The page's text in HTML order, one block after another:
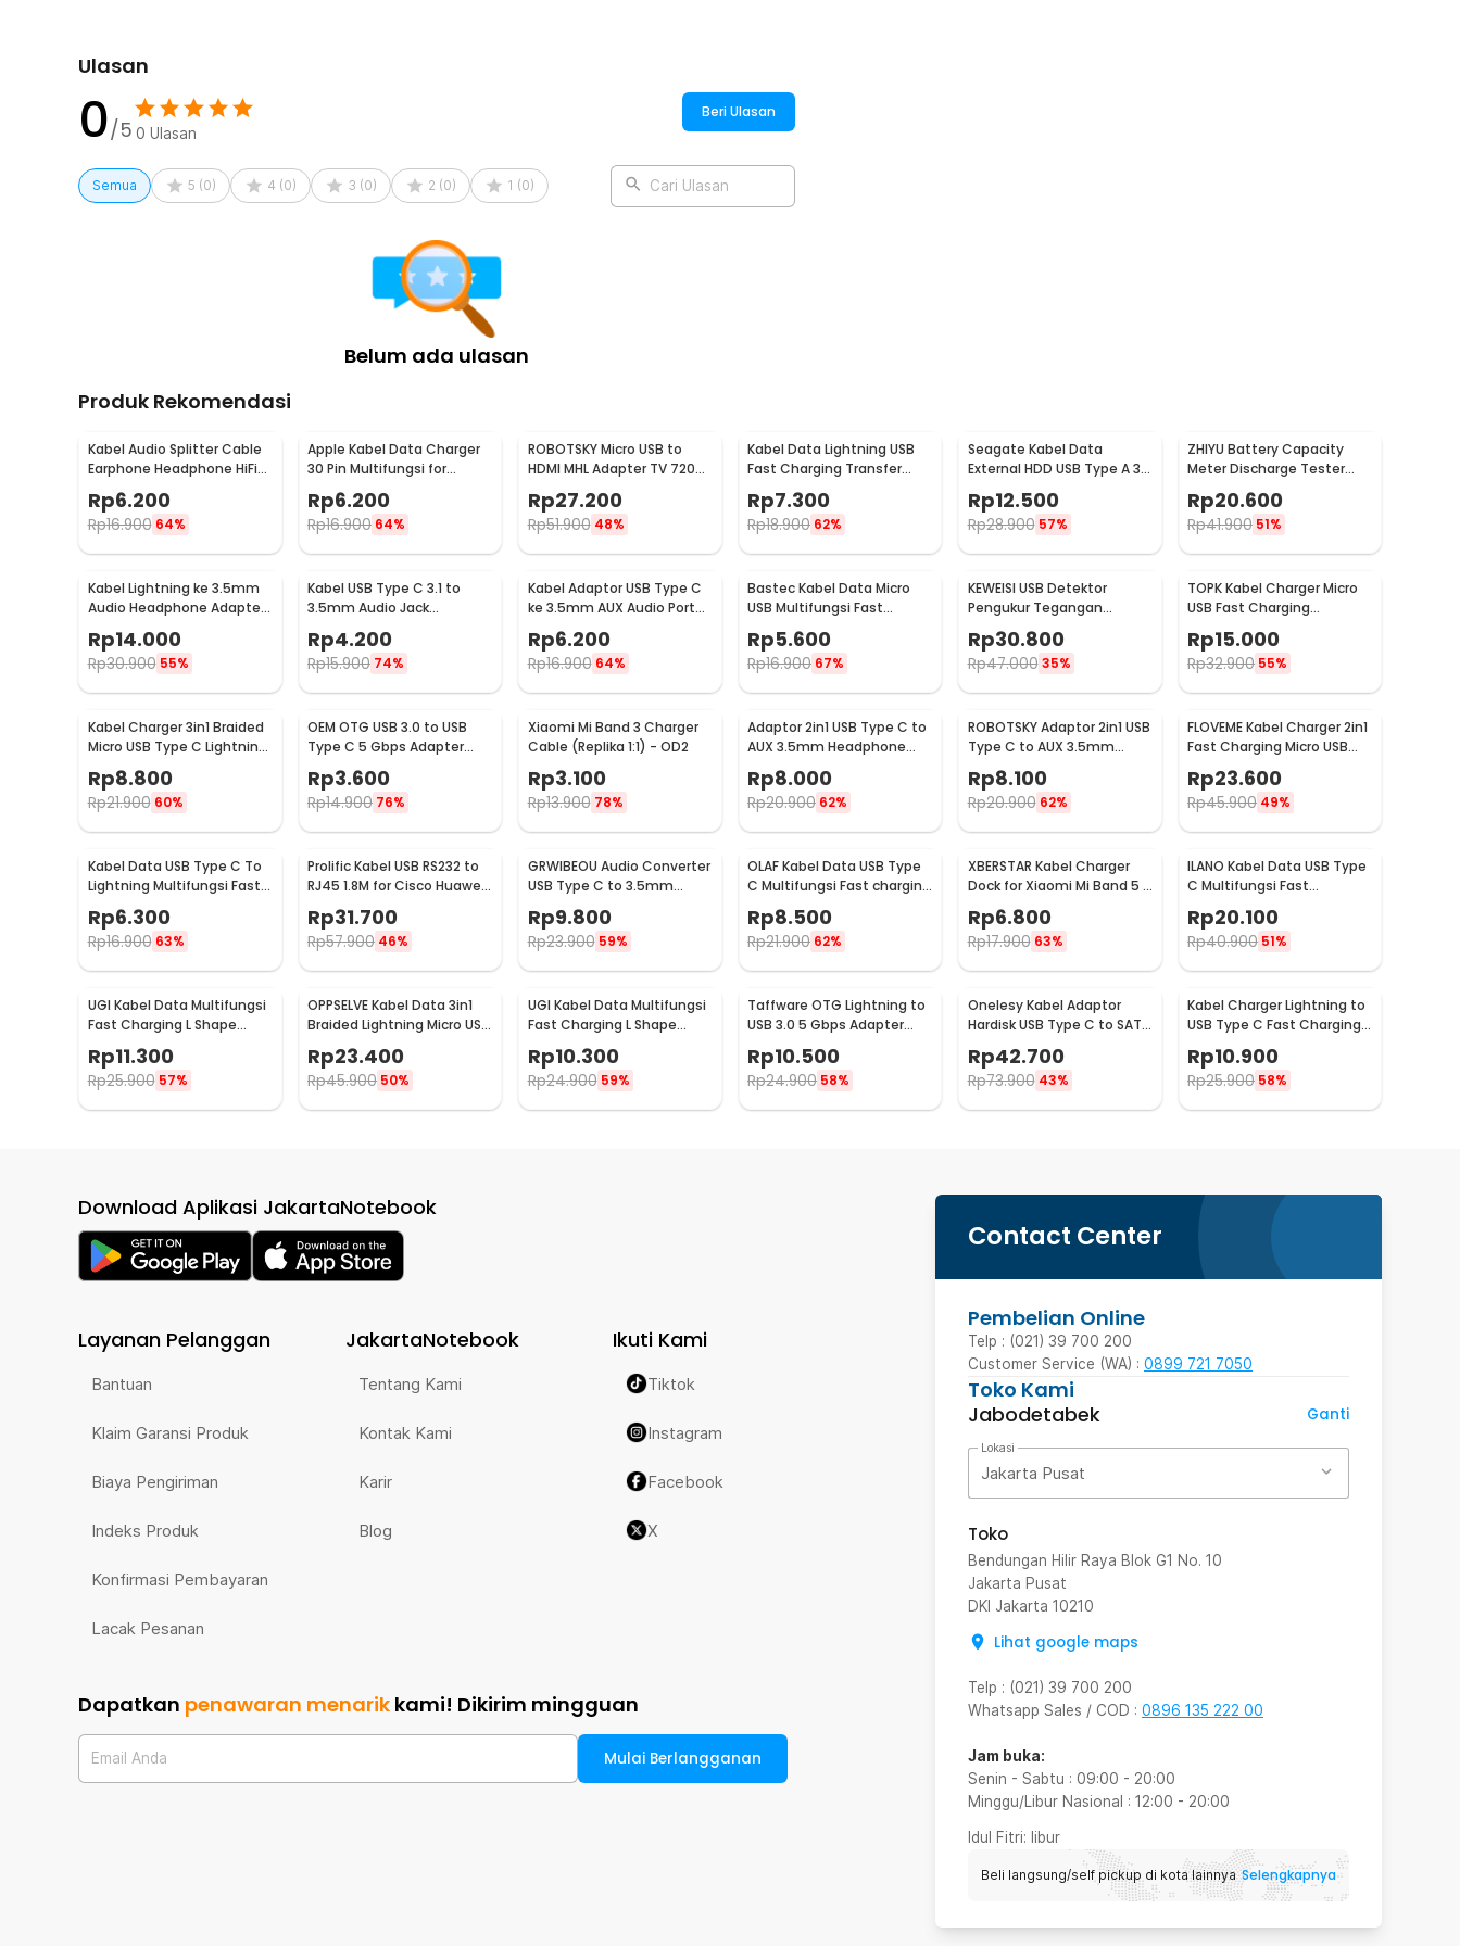
P
Ulasan
0/5 0 Ulasan
Beri Ulasan
Semua 5 (0) 4 (0) 3 (0) 2 (0) 1 (0) Cari Ulasan
Belum ada ulasan
Produk Rekomendasi
Kabel Audio Splitter Cable
Earphone Headphone HiFi
3.5mm to 2x3.5mm - AV115
Rp6.200
Rp16.900 64%
Apple Kabel Data Charger
30 Pin Multifungsi for
iPhone iPad iPod 1M - S-
IPAD
Rp6.200
Rp16.900 64%
ROBOTSKY Micro USB to
HDMI MHL Adapter TV 720p
Rp27.200
Rp51.900 48%
Kabel Data Lightning USB
Fast Charging Transfer
Data iPhone 2.4A 1M - S-
IP5G
Rp7.300
Rp18.900 62%
Seagate Kabel Data
External HDD USB Type A 3.0
- OD5.5 (ORIGINAL)
Rp12.500
Rp28.900 57%
ZHIYU Battery Capacity
Meter Discharge Tester
1.5v-12v for 18650 - HW-586
Rp20.600
Rp41.900 51%
Kabel Lightning ke 3.5mm
Audio Headphone Adapter
Rp14.000
Rp30.900 55%
Kabel USB Type C 3.1 to
3.5mm Audio Jack
L41
Rp4.200
Rp15.900 74%
Kabel Adaptor USB Type C
ke 3.5mm AUX Audio Port
Braided - PJ1645-01
Rp6.200
Rp16.900 64%
Bastec Kabel Data Micro
USB Multifungsi Fast
Charging Braided 100cm -
BN100
Rp5.600
Rp16.900 67%
KEWEISI USB Detektor
Pengukur Tegangan
Voltase dan Baterai Tester
- KWS-V20
Rp30.800
Rp47.000 35%
TOPK Kabel Charger Micro
USB Fast Charging
1M - CS1711
Rp15.000
Rp32.900 55%
Kabel Charger 3in1 Braided
Micro USB Type C Lightning
3A 1.2M - US186
Rp8.800
Rp21.900 60%
OEM OTG USB 3.0 to USB
Type C 5 Gbps Adapter
Conveter - US154
Rp3.600
Rp14.900 76%
Xiaomi Mi Band 3 Charger
Cable (Replika 1:1) - OD2
Rp3.100
Rp13.900 78%
Adaptor 2in1 USB Type C to
AUX 3.5mm Headphone
USB Type C - W1O33
Rp8.000
Rp20.900 62%
ROBOTSKY Adaptor 2in1 USB
Type C to AUX 3.5mm
Headphone and USB Type
C - S-K06
Rp8.100
Rp20.900 62%
FLOVEME Kabel Charger 2in1
Fast Charging Micro USB
Type C 14W 1.2M - B00626
Rp23.600
Rp45.900 49%
Kabel Data USB Type C To
Lightning Multifungsi Fast
Charging 5V 2A 1M - 1636
Rp6.300
Rp16.900 63%
Prolific Kabel USB RS232 to
RJ45 1.8M for Cisco Huawei
Server Router - PL2303RA
Rp31.700
Rp57.900 46%
GRWIBEOU Audio Converter
USB Type C to 3.5mm
Charger Port - GR35C
Rp9.800
Rp23.900 59%
OLAF Kabel Data USB Type
C Multifungsi Fast charging
L Shape 5A 1M - OL01
Rp8.500
Rp21.900 62%
XBERSTAR Kabel Charger
Dock for Xiaomi Mi Band 5 6
7 30cm - EDCS300
Rp6.800
Rp17.900 63%
ILANO Kabel Data USB Type
C Multifungsi Fast
ILC3
Rp20.100
Rp40.900 51%
UGI Kabel Data Multifungsi
Fast Charging L Shape
Braided 2A 2M USB Type C -
W-009
Rp11.300
Rp25.900 57%
OPPSELVE Kabel Data 3in1
Braided Lightning Micro USB
Type C 5V 6A 1.2M - OP142
Rp23.400
Rp45.900 50%
UGI Kabel Data Multifungsi
Fast Charging L Shape
Braided 5V 2A 1M USB Type
C - UGI02
Rp10.300
Rp24.900 59%
Taffware OTG Lightning to
USB 3.0 5 Gbps Adapter
Rp10.500
Rp24.900 58%
Onelesy Kabel Adaptor
Hardisk USB Type C to SATA
ONUSBC
Rp42.700
Rp73.900 43%
Kabel Charger Lightning to
USB Type C Fast Charging
Rp10.900
Rp25.900 58%
Contact Center
Pembelian Online
Telp : (021) 39 700 200
Customer Service (WA) : 0899 721 7050
Toko Kami
Jabodetabek
Ganti
Lokasi
Jakarta Pusat
Toko
Bendungan Hilir Raya Blok G1 No. 10
Jakarta Pusat
DKI Jakarta 10210
Lihat google maps
Telp : (021) 39 700 200
Whatsapp Sales / COD : 0896 135 222 00
Jam buka:
Senin - Sabtu : 09:00 - 20:00
Minggu/Libur Nasional : 12:00 - 20:00
Idul Fitri: libur
Beli langsung/self pickup di kota lainnya Selengkapnya
Download Aplikasi JakartaNotebook
Layanan Pelanggan
Bantuan
Klaim Garansi Produk
Biaya Pengiriman
Indeks Produk
Konfirmasi Pembayaran
Lacak Pesanan
JakartaNotebook
Tentang Kami
Kontak Kami
Karir
Blog
Ikuti Kami
Tiktok
Instagram
Facebook
X
Dapatkan penawaran menarik kami! Dikirim mingguan
Email Anda Mulai Berlangganan